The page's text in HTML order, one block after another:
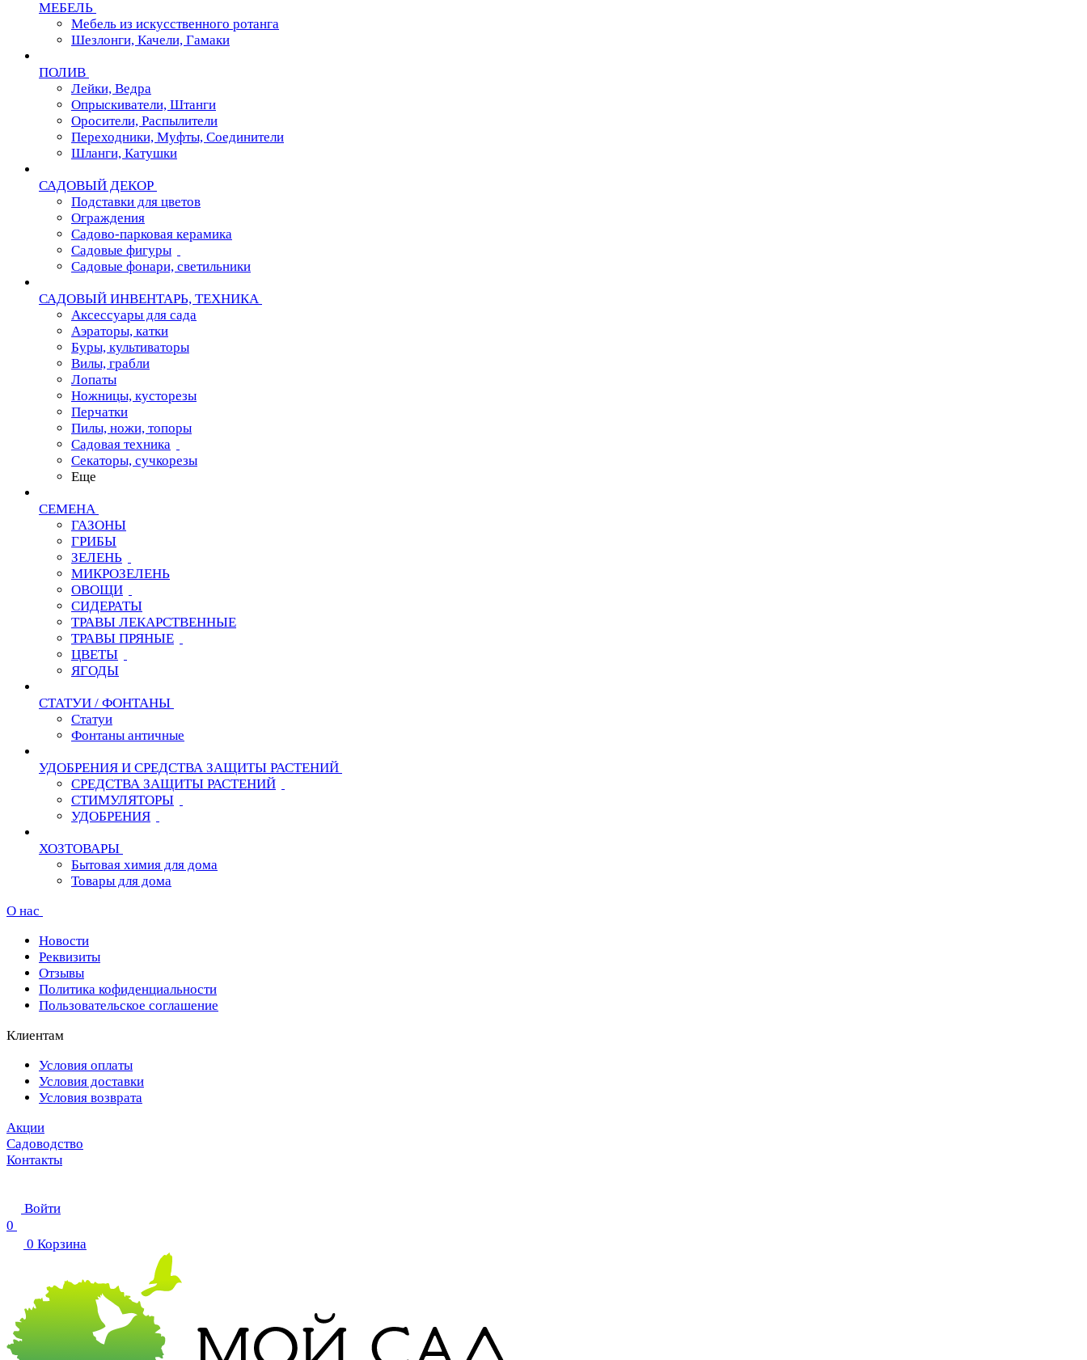
МЕБЕЛЬ
Мебель из искусственного ротанга
Шезлонги, Качели, Гамаки
ПОЛИВ
Лейки, Ведра
Опрыскиватели, Штанги
Оросители, Распылители
Переходники, Муфты, Соединители
Шланги, Катушки
САДОВЫЙ ДЕКОР
Подставки для цветов
Ограждения
Садово-парковая керамика
Садовые фигуры
Садовые фонари, светильники
САДОВЫЙ ИНВЕНТАРЬ, ТЕХНИКА
Аксессуары для сада
Аэраторы, катки
Буры, культиваторы
Вилы, грабли
Лопаты
Ножницы, кусторезы
Перчатки
Пилы, ножи, топоры
Садовая техника
Секаторы, сучкорезы
Еще
СЕМЕНА
ГАЗОНЫ
ГРИБЫ
ЗЕЛЕНЬ
МИКРОЗЕЛЕНЬ
ОВОЩИ
СИДЕРАТЫ
ТРАВЫ ЛЕКАРСТВЕННЫЕ
ТРАВЫ ПРЯНЫЕ
ЦВЕТЫ
ЯГОДЫ
СТАТУИ / ФОНТАНЫ
Статуи
Фонтаны античные
УДОБРЕНИЯ И СРЕДСТВА ЗАЩИТЫ РАСТЕНИЙ
СРЕДСТВА ЗАЩИТЫ РАСТЕНИЙ
СТИМУЛЯТОРЫ
УДОБРЕНИЯ
ХОЗТОВАРЫ
Бытовая химия для дома
Товары для дома
О нас
Новости
Реквизиты
Отзывы
Политика кофиденциальности
Пользовательское соглашение
Клиентам
Условия оплаты
Условия доставки
Условия возврата
Акции
Садоводство
Контакты
Войти
0
0 Корзина